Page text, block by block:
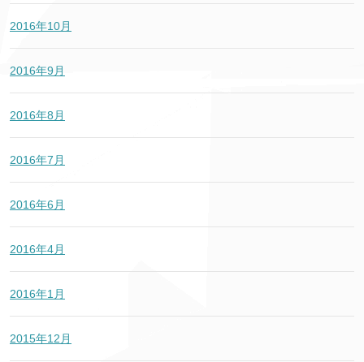
2016年10月
2016年9月
2016年8月
2016年7月
2016年6月
2016年4月
2016年1月
2015年12月